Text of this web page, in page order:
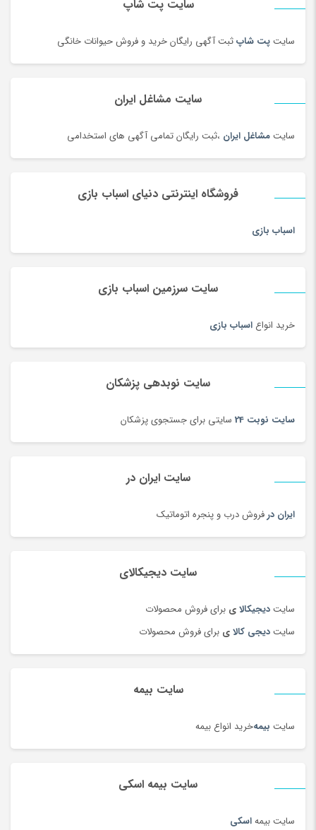
سایت پت شاپ
سایت پت شاپثبت آگهی رایگان خرید و فروش حیوانات خانگی
سایت مشاغل ایران
سایت مشاغل ایران ،ثبت رایگان تمامی آگهی های استخدامی
فروشگاه اینترنتی دنیای اسباب بازی
اسباب بازی
سایت سرزمین اسباب بازی
خرید انواع اسباب بازی
سایت نوبدهی پزشکان
سایت نوبت 24 سایتی برای جستجوی پزشکان
سایت ایران در
ایران درفروش درب و پنجره اتوماتیک
سایت دیجیکالای
سایت دیجیکالای برای فروش محصولات
سایت دیجی کالای برای فروش محصولات
سایت بیمه
سایت بیمهخرید انواع بیمه
سایت بیمه اسکی
سایت بیمهاسکی